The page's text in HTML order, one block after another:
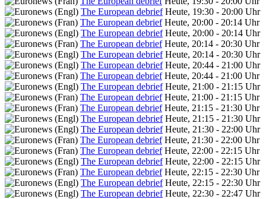
The European debrief Heute, 19:30 - 20:00 Uhr
The European debrief Heute, 20:00 - 20:14 Uhr
The European debrief Heute, 20:00 - 20:14 Uhr
The European debrief Heute, 20:14 - 20:30 Uhr
The European debrief Heute, 20:14 - 20:30 Uhr
The European debrief Heute, 20:44 - 21:00 Uhr
The European debrief Heute, 20:44 - 21:00 Uhr
The European debrief Heute, 21:00 - 21:15 Uhr
The European debrief Heute, 21:00 - 21:15 Uhr
The European debrief Heute, 21:15 - 21:30 Uhr
The European debrief Heute, 21:15 - 21:30 Uhr
The European debrief Heute, 21:30 - 22:00 Uhr
The European debrief Heute, 21:30 - 22:00 Uhr
The European debrief Heute, 22:00 - 22:15 Uhr
The European debrief Heute, 22:00 - 22:15 Uhr
The European debrief Heute, 22:15 - 22:30 Uhr
The European debrief Heute, 22:15 - 22:30 Uhr
The European debrief Heute, 22:30 - 22:47 Uhr